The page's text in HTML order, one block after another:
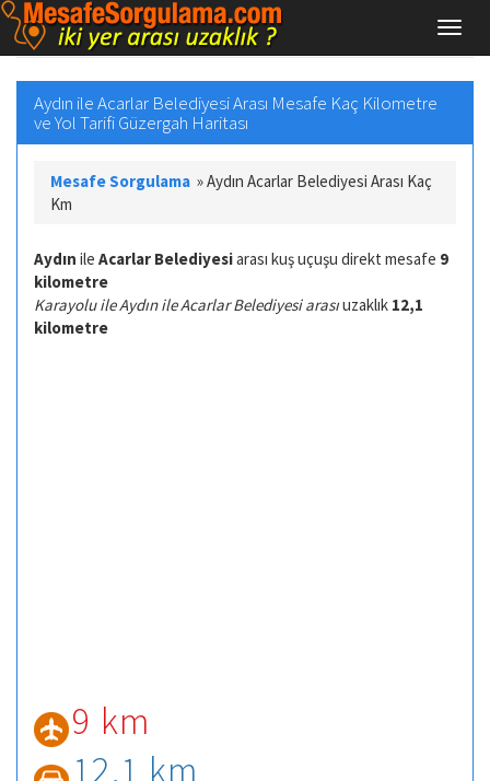
Aydın ile Acarlar Belediyesi Arası Mesafe Kaç Kilometre
ve Yol Tarifi Güzergah Haritası
Mesafe Sorgulama »Aydın Acarlar Belediyesi Arası Kaç
Km
Aydın ile Acarlar Belediyesiarası kuş uçuşu direkt mesafe 9
kilometre
Karayolu ile Aydın ile Acarlar Belediyesi arasıuzaklık 12,1
kilometre
9 km
12,1 km